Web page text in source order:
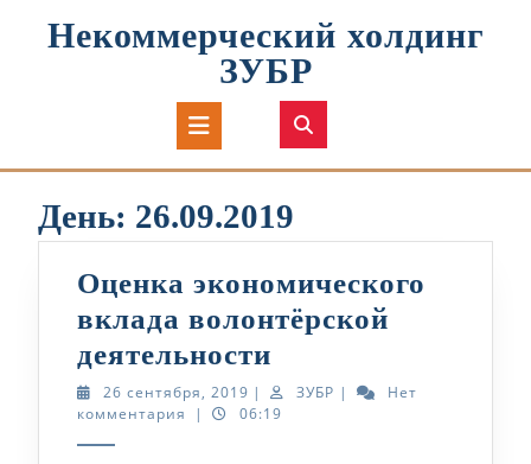
Некоммерческий холдинг
ЗУБР
Кнопка
Открыть
День: 26.09.2019
Оценка экономического
вклада волонтёрской
деятельности
экономического
вклада
26 сентября, 2019 26
сентября,
| ЗУБР ЗУБР
|
Нет
комментария
| 06:19